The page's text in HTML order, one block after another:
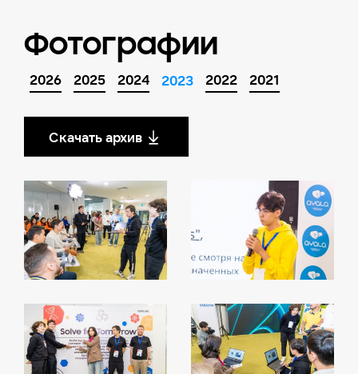
Фотографии
2026 2025 2024 2023 2022 2021
Скачать архив